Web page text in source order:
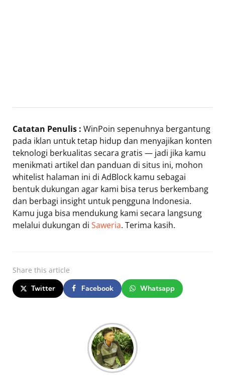
Catatan Penulis : WinPoin sepenuhnya bergantung
pada iklan untuk tetap hidup dan menyajikan konten
teknologi berkualitas secara gratis — jadi jika kamu
menikmati artikel dan panduan di situs ini, mohon
whitelist halaman ini di AdBlock kamu sebagai
bentuk dukungan agar kami bisa terus berkembang
dan berbagi insight untuk pengguna Indonesia.
Kamu juga bisa mendukung kami secara langsung
melalui dukungan di Saweria. Terima kasih.
Share this article
Twitter Facebook Whatsapp